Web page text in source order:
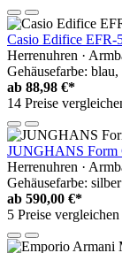
Casio Edifice EFR-
Herrenuhren ·
Gehäusefarbe:
ab 88,98 €*
14 Preise
JUNGHANS Form
Herrenuhren ·
Gehäusefarbe:
ab 590,00 €*
5 Preise vergleichen